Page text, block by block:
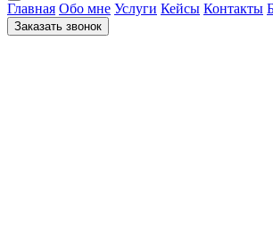
Главная Обо мне Услуги Кейсы Контакты
Заказать звонок